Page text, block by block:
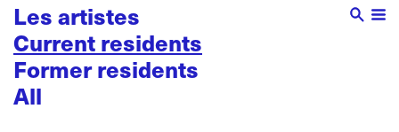
Les artistes
Current residents
Former residents
All